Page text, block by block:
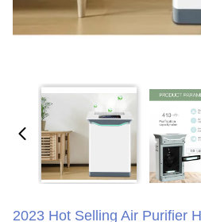
2023 Hot Selling Air Purifier